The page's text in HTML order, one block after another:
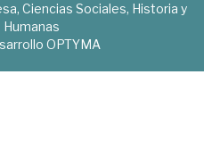
Ciencias Sociales, Historia y
OPTYMA